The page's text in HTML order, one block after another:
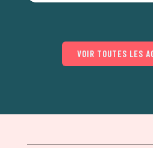
VOIR TOUTES LES